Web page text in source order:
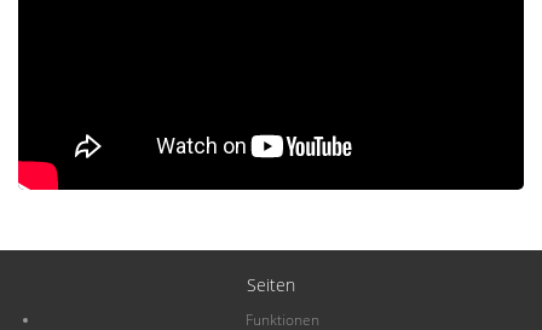
Seiten
Funktionen